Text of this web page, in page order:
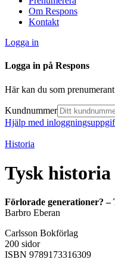
Om Respons
Kontakt
Logga in
Logga in på Respons
Här kan du som
Kundnummer
Hjälp med
Historia
Tysk historia
Förlorade generationer?
Barbro Eberan
Carlsson Bokförlag
200 sidor
ISBN 9789173316309